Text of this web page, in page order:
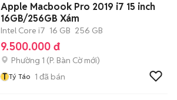
Apple Macbook Pro 2019 i7 15 inch
16GB/256GB Xám
Intel Core i7 16 GB 256 GB
9.500.000 đ
Phường 1 (P. Bàn Cờmới)
T Tý Táo 1 đã bán